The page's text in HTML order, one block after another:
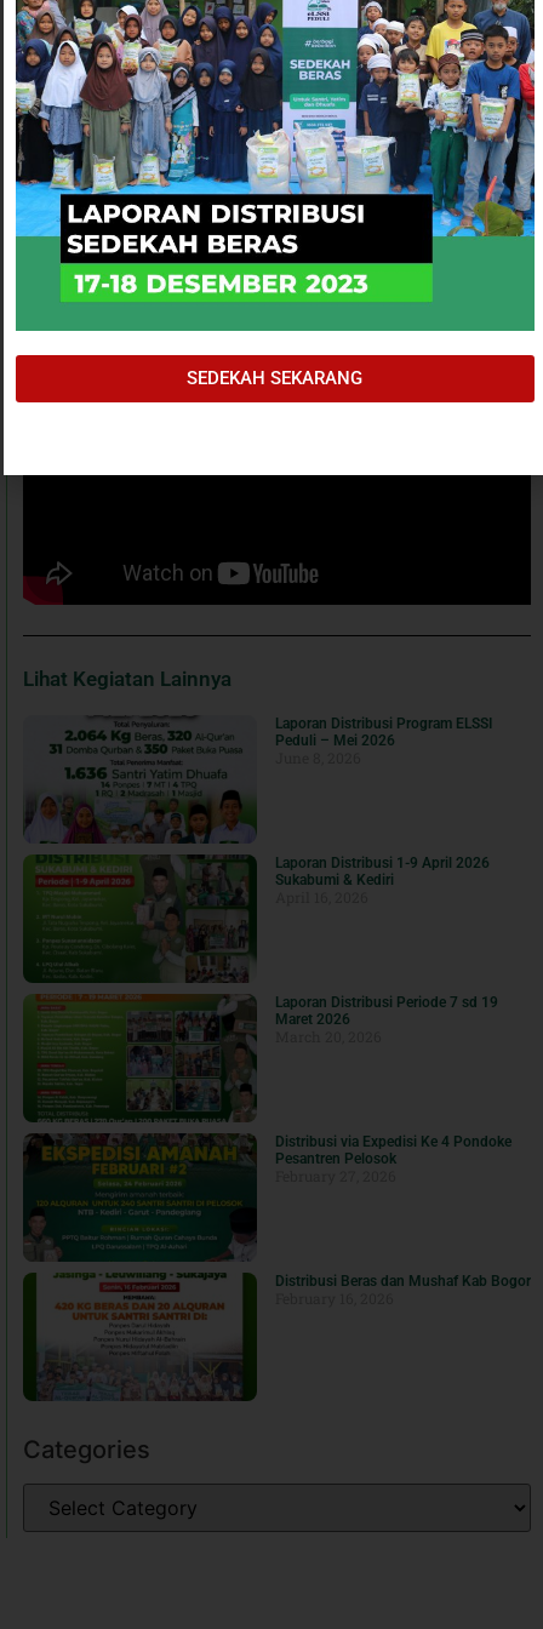
juga PIN SG cantik.
Atas nama panitia, kami mengucapkan terimakasih yang
sebesar-besarnya kepada seluruh peserta yang telah hadir
mengikuti acara Stadium General-3 ini. Semoga Alloh
subhanahu wata’ala menerima setiap amal ibadah kita dan
memberikan kemudahan kepada kita untuk hadir di
kegiatan Stadium General Selanjutnya. Amiin…
SEDEKAH SEKARANG
PREVIOUS
SUKSES, STADIUM GENERAL 3 KOTA BOGOR
NEXT
Lihat Kegiatan Lainnya
Laporan Distribusi Program ELSSI
Peduli – Mei 2026
Laporan Distribusi 1-9 April 2026
Sukabumi & Kediri
Laporan Distribusi Periode 7 sd 19
Maret 2026
Distribusi via Expedisi Ke 4 Pondoke
Pesantren Pelosok
Distribusi Beras dan Mushaf Kab Bogor
Categories
SEDEKAH SEKARANG